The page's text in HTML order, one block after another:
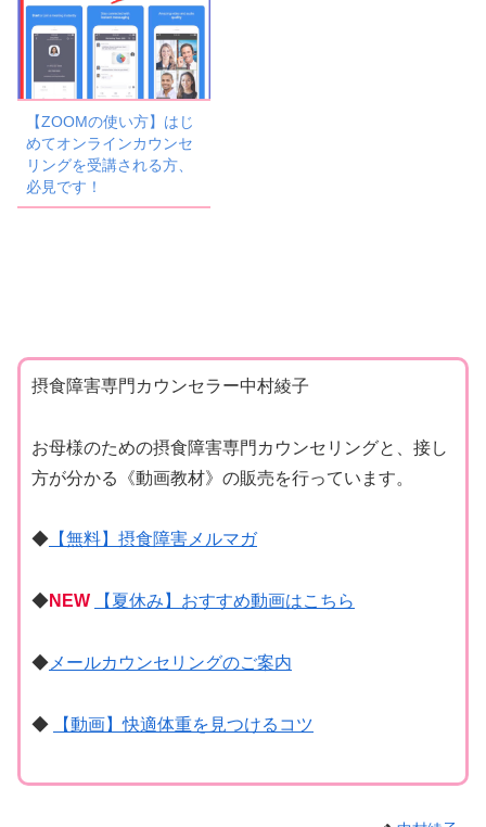
【ZOOMの使い方】はじ
めてオンラインカウンセ
リングを受講される方、
必見です！
摂食障害専門カウンセラー中村綾子
お母様のための摂食障害専門カウンセリングと、接し
方が分かる《動画教材》の販売を行っています。
◆ 【無料】摂食障害メルマガ
◆NEW 【夏休み】おすすめ動画はこちら
◆ メールカウンセリングのご案内
◆ 【動画】快適体重を見つけるコツ